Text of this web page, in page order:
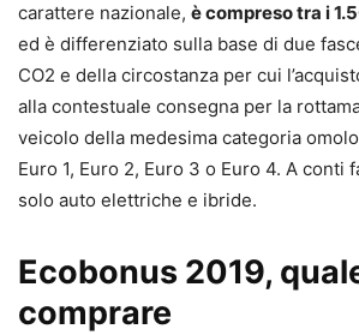
carattere nazionale, è compreso tra i
ed è differenziato sulla base di due
CO2 e della circostanza per cui
alla contestuale consegna per la
veicolo della medesima categoria
Euro 1, Euro 2, Euro 3 o Euro 4. A conti
solo auto elettriche e ibride.
Ecobonus 2019,
comprare